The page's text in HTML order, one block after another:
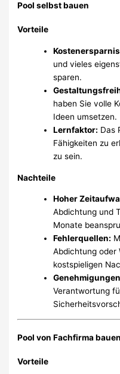
Pool selbst bauen
Vorteile
und vieles
sparen.
haben Sie volle
Ideen umsetzen.
Lernfaktor: Das
Fähigkeiten zu
zu sein.
Nachteile
Hoher
Abdichtung und
Monate
Fehlerquellen:
Abdichtung oder
kostspieligen
Verantwortung
Pool von Fachfirma
Vorteile